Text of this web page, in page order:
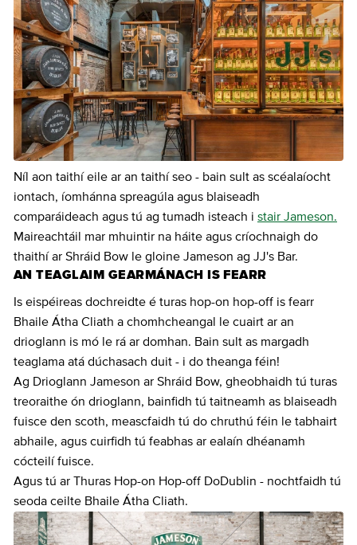
Níl aon taithí eile ar an taithí seo - bain sult as scéalaíocht
iontach, íomhánna spreagúla agus blaiseadh
comparáideach agus tú ag tumadh isteach i stair Jameson.
Maireachtáil mar mhuintir na háite agus críochnaigh do
thaithí ar Shráid Bow le gloine Jameson ag JJ's Bar.
AN TEAGLAIM GEARMÁNACH IS FEARR
Is eispéireas dochreidte é turas hop-on hop-off is fearr
Bhaile Átha Cliath a chomhcheangal le cuairt ar an
drioglann is mó le rá ar domhan. Bain sult as margadh
teaglama atá dúchasach duit - i do theanga féin!
Ag Drioglann Jameson ar Shráid Bow, gheobhaidh tú turas
treoraithe ón drioglann, bainfidh tú taitneamh as blaiseadh
fuisce den scoth, meascfaidh tú do chruthú féin le tabhairt
abhaile, agus cuirfidh tú feabhas ar ealaín dhéanamh
cócteilí fuisce.
Agus tú ar Thuras Hop-on Hop-off DoDublin - nochtfaidh tú
seoda ceilte Bhaile Átha Cliath.